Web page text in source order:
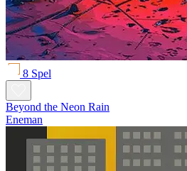
8 Spel
Beyond the Neon Rain
Eneman